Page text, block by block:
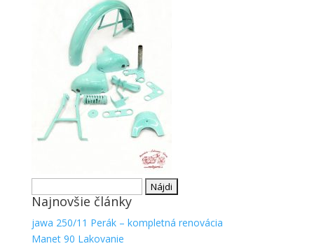
Najnovšie články
jawa 250/11 Perák – kompletná renovácia
Manet 90 Lakovanie